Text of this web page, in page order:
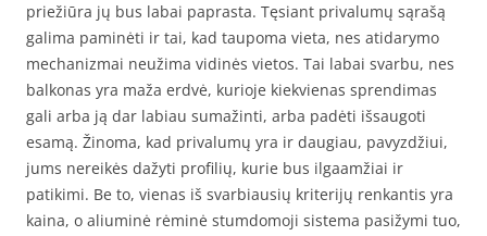
priežiūra jų bus labai paprasta. Tęsiant privalumų sąrašą
galima paminėti ir tai, kad taupoma vieta, nes atidarymo
mechanizmai neužima vidinės vietos. Tai labai svarbu, nes
balkonas yra maža erdvė, kurioje kiekvienas sprendimas
gali arba ją dar labiau sumažinti, arba padėti išsaugoti
esamą. Žinoma, kad privalumų yra ir daugiau, pavyzdžiui,
jums nereikės dažyti profilių, kurie bus ilgaamžiai ir
patikimi. Be to, vienas iš svarbiausių kriterijų renkantis yra
kaina, o aliuminė rėminė stumdomoji sistema pasižymi tuo,